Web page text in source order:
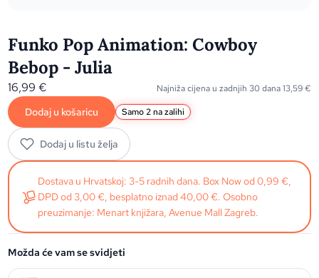
Funko Pop Animation: Cowboy
Bebop - Julia
16,99€ Najniža cijena u zadnjih 30 dana13,59€
Dodaj u košaricu Samo 2 na zalihi
Dodaj u listu želja
Dostava u Hrvatskoj: 3-5 radnih dana. Box Now od 0,99 €,
DPD od 3,00 €, besplatno iznad 40,00 €. Osobno
preuzimanje: Menart knjižara, Avenue Mall Zagreb.
Možda će vam se svidjeti